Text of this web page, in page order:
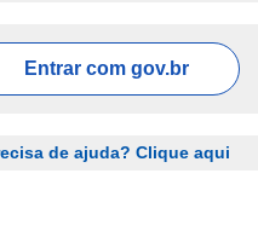
Entrar com gov.br
de ajuda? Clique aqui